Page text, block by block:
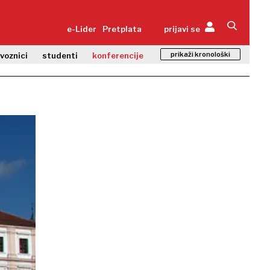
e-Lider Pretplata prijavi se
studenti konferencije prikaži kronološki